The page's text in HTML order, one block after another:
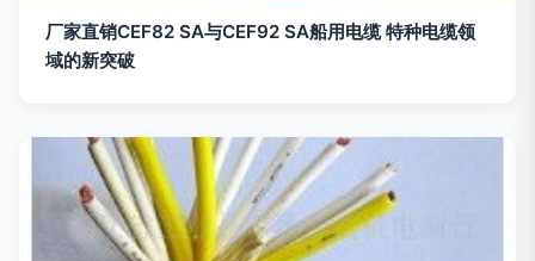
厂家直销CEF82 SA与CEF92 SA船用电缆 特种电缆领
域的新突破